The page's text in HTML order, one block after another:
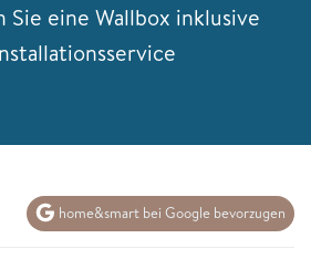
Sie eine Wallbox inklusive
home&smart bei Google bevorzugen